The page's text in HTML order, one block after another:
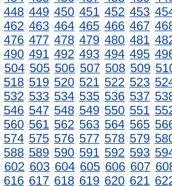
448 449 450 451 452 453
462 463 464 465 466 467
476 477 478 479 480 481
490 491 492 493 494 495
504 505 506 507 508 509
518 519 520 521 522 523
532 533 534 535 536 537
546 547 548 549 550 551
560 561 562 563 564 565
574 575 576 577 578 579
588 589 590 591 592 593
602 603 604 605 606 607
616 617 618 619 620 621